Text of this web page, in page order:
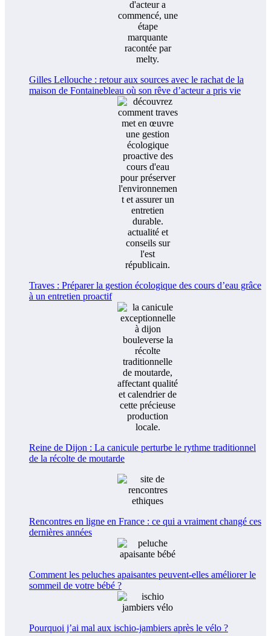
Gilles Lellouche : retour aux sources avec le rachat de la
maison de Fontainebleau où son rêve d’acteur a pris vie
Traves : Préparer la gestion écologique des cours d’eau grâce
à un entretien proactif
Reine de Dijon : La canicule perturbe le rythme traditionnel
de la récolte de moutarde
Rencontres en ligne en France : ce qui a vraiment changé ces
dernières années
Comment les peluches apaisantes peuvent-elles améliorer le
sommeil de votre bébé ?
Pourquoi j’ai mal aux ischio-jambiers après le vélo ?